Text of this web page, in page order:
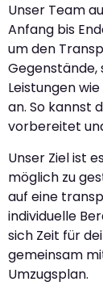
Unser Team
Anfang bis
um den
Gegenstände,
Leistungen
an. So kannst
vorbereitet
Unser Ziel ist
möglich zu
auf eine
individuelle
sich Zeit für
gemeinsam
Umzugsplan.